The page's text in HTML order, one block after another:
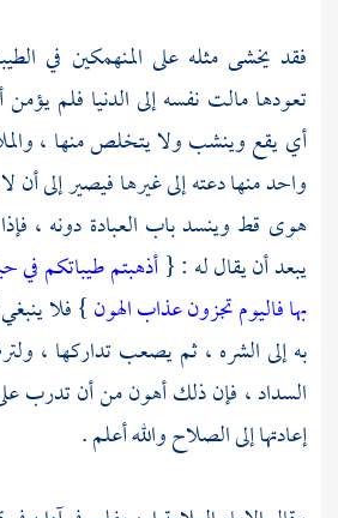
فقد يخشى مثله على المنهمكين في
تعودها مالت نفسه إلى الدنيا فلم
أي يقع وينشب ولا يتخلص منها ،
واحد منها دعته إلى غيرها فيصير إلى
هوى قط وينسد باب العبادة دونه ، فإذا
يبعد أن يقال له : {أذهبتم طيباتكم في
بها فاليوم تجزون عذاب الهون} فلا
به إلى الشره ، ثم يصعب تداركها ،
السداد ، فإن ذلك أهون من أن تدرب
إعادتها إلى الصلاح والله أعلم .